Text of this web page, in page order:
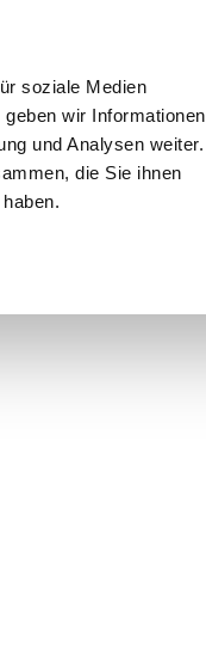
soziale Medien
wir Informationen
und Analysen weiter.
die Sie ihnen